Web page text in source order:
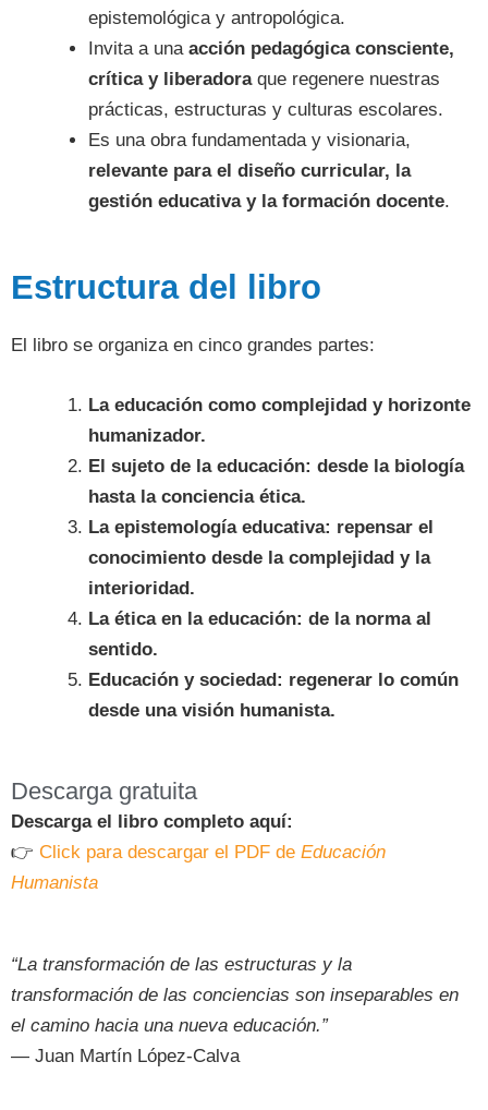
epistemológica y antropológica.
Invita a una acción pedagógica consciente,
crítica y liberadoraque regenere nuestras
prácticas, estructuras y culturas escolares.
Es una obra fundamentada y visionaria,
relevante para el diseño curricular, la
gestión educativa y la formación docente.
Estructura del libro
El libro se organiza en cinco grandes partes:
La educación como complejidad y horizonte
humanizador.
El sujeto de la educación: desde la biología
hasta la conciencia ética.
La epistemología educativa: repensar el
conocimiento desde la complejidad y la
interioridad.
La ética en la educación: de la norma al
sentido.
Educación y sociedad: regenerar lo común
desde una visión humanista.
Descarga gratuita
Descarga el libro completo aquí:
👉 Click para descargar el PDF de Educación
Humanista
“La transformación de las estructuras y la
transformación de las conciencias son inseparables en
el camino hacia una nueva educación.”
— Juan Martín López-Calva